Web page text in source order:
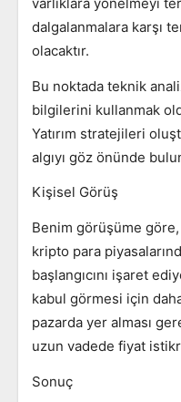
dalgalanmalara karşı
olacaktır.
Bu noktada teknik
bilgilerini kullanmak
Yatırım stratejileri
algıyı göz önünde
Kişisel Görüş
Benim görüşüme göre,
kripto para
başlangıcını işaret
kabul görmesi için
pazarda yer alması
uzun vadede fiyat
Sonuç